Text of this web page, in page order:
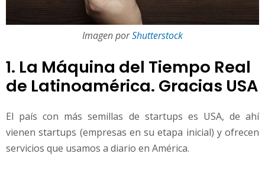
Imagen porShutterstock
1. La Máquina del Tiempo Real
de Latinoamérica. Gracias USA
El país con más semillas de startups es USA, de ahí
vienen startups (empresas en su etapa inicial) y ofrecen
servicios que usamos a diario en América.